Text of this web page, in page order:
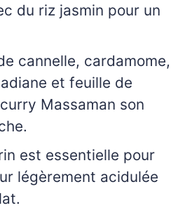
du riz jasmin pour un
cannelle, cardamome,
et feuille de
Massaman son
est essentielle pour
légèrement acidulée